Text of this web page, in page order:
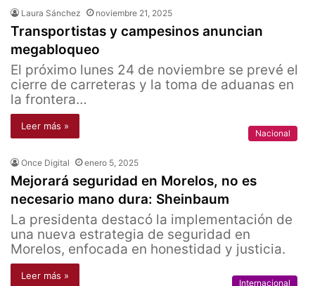
Laura Sánchez noviembre 21, 2025
Transportistas y campesinos anuncian
megabloqueo
El próximo lunes 24 de noviembre se prevé el
cierre de carreteras y la toma de aduanas en
la frontera…
Leer más »
Nacional
Once Digital enero 5, 2025
Mejorará seguridad en Morelos, no es
necesario mano dura: Sheinbaum
La presidenta destacó la implementación de
una nueva estrategia de seguridad en
Morelos, enfocada en honestidad y justicia.
Leer más »
Internacional